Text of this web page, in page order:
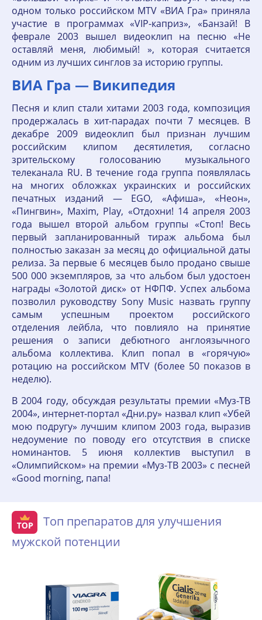
одном только российском MTV «ВИА Гра» приняла
участие в программах «VIP-каприз», «Банзай! В
феврале 2003 вышел видеоклип на песню «Не
оставляй меня, любимый! », которая считается
одним из лучших синглов за историю группы.
ВИА Гра — Википедия
Песня и клип стали хитами 2003 года, композиция
продержалась в хит-парадах почти 7 месяцев. В
декабре 2009 видеоклип был признан лучшим
российским клипом десятилетия, согласно
зрительскому голосованию музыкального
телеканала RU. В течение года группа появлялась
на многих обложках украинских и российских
печатных изданий — EGO, «Афиша», «Неон»,
«Пингвин», Maxim, Play, «Отдохни! 14 апреля 2003
года вышел второй альбом группы «Стоп! Весь
первый запланированный тираж альбома был
полностью заказан за месяц до официальной даты
релиза. За первые 6 месяцев было продано свыше
500 000 экземпляров, за что альбом был удостоен
награды «Золотой диск» от НФПФ. Успех альбома
позволил руководству Sony Music назвать группу
самым успешным проектом российского
отделения лейбла, что повлияло на принятие
решения о записи дебютного англоязычного
альбома коллектива. Клип попал в «горячую»
ротацию на российском MTV (более 50 показов в
неделю).
В 2004 году, обсуждая результаты премии «Муз-ТВ
2004», интернет-портал «Дни.ру» назвал клип «Убей
мою подругу» лучшим клипом 2003 года, выразив
недоумение по поводу его отсутствия в списке
номинантов. 5 июня коллектив выступил в
«Олимпийском» на премии «Муз-ТВ 2003» с песней
«Good morning, папа!
Топ препаратов для улучшения
мужской потенции